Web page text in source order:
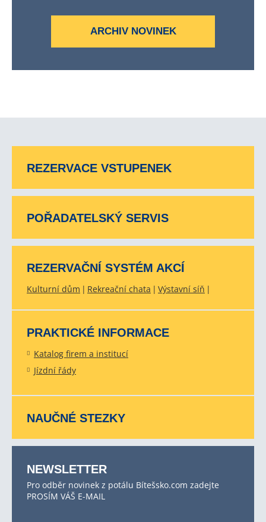
ARCHIV NOVINEK
REZERVACE VSTUPENEK
POŘADATELSKÝ SERVIS
REZERVAČNÍ SYSTÉM AKCÍ
Kulturní dům Rekreační chata Výstavní síň
PRAKTICKÉ INFORMACE
Katalog firem a institucí
Jízdní řády
NAUČNÉ STEZKY
NEWSLETTER
Pro odběr novinek z potálu Bítešsko.com zadejte
PROSÍM VÁŠ E-MAIL